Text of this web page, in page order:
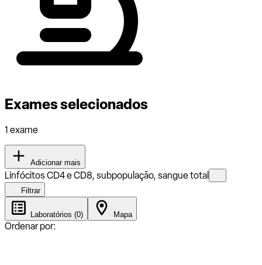
Exames selecionados
1 exame
Adicionar mais
Linfócitos CD4 e CD8, subpopulação, sangue total
Filtrar
Laboratórios (0) Mapa
Ordenar por: